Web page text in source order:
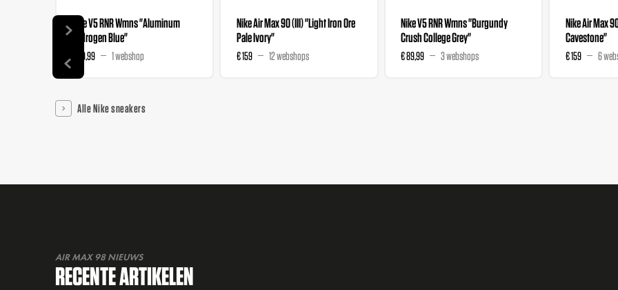
Nike V5 RNR Wmns "Aluminum
Hydrogen Blue"
€ 89,99 1 webshop
Nike Air Max 90 (III) "Light Iron Ore
Pale Ivory"
€ 159 12 webshops
Nike V5 RNR Wmns "Burgundy
Crush College Grey"
€ 89,99 3 webshops
Nike Air Max
Cavestone"
€ 159 6
Alle Nike sneakers
AIR MAX 98 NIEUWS
RECENTE ARTIKELEN